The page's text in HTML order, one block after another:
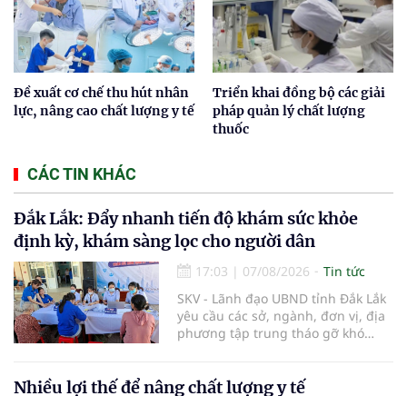
Đề xuất cơ chế thu hút nhân
lực, nâng cao chất lượng y tế
Triển khai đồng bộ các giải
pháp quản lý chất lượng
thuốc
CÁC TIN KHÁC
Đắk Lắk: Đẩy nhanh tiến độ khám sức khỏe
định kỳ, khám sàng lọc cho người dân
17:03 | 07/08/2026
Tin tức
SKV - Lãnh đạo UBND tỉnh Đắk Lắk
yêu cầu các sở, ngành, đơn vị, địa
phương tập trung tháo gỡ khó
sàng lọc cho 100% người dân trên
Nhiều lợi thế để nâng chất lượng y tế